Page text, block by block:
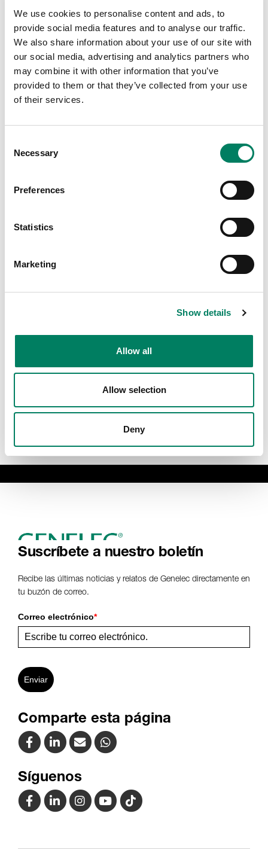
We use cookies to personalise content and ads, to
provide social media features and to analyse our traffic.
We also share information about your use of our site with
our social media, advertising and analytics partners who
may combine it with other information that you’ve
provided to them or that they’ve collected from your use
of their services.
Selection
Necessary
Preferences
Statistics
Marketing
Show details
Allow all
Allow selection
Deny
como las siguientes:
• Control de IP
• Descubrimiento automático
• Control bidireccional y retroalimentación sobre los
siguientes comandos/notificaciones de proxy:
Subir volumen/Bajar volumen/Ganancia
silencio
-Seleccione: Perfil 0 a Perfil 5
Zona de red y nombre
Comentarios avanzados para todas las funciones
Suscríbete a nuestro boletín
Recibe las últimas noticias y relatos de Genelec directamente en
tu buzón de correo.
Correo electrónico*
Enviar
Comparte esta página
Síguenos